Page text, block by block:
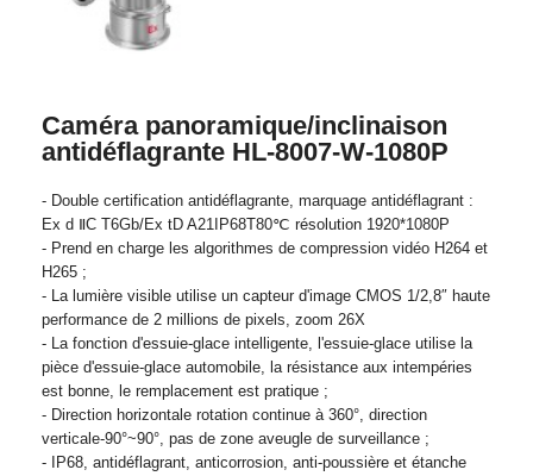
Caméra panoramique/inclinaison
antidéflagrante HL-8007-W-1080P
- Double certification antidéflagrante, marquage antidéflagrant :
Ex d ⅡC T6Gb/Ex tD A21IP68T80℃ résolution 1920*1080P
- Prend en charge les algorithmes de compression vidéo H264 et
H265 ;
- La lumière visible utilise un capteur d'image CMOS 1/2,8″ haute
performance de 2 millions de pixels, zoom 26X
- La fonction d'essuie-glace intelligente, l'essuie-glace utilise la
pièce d'essuie-glace automobile, la résistance aux intempéries
est bonne, le remplacement est pratique ;
- Direction horizontale rotation continue à 360°, direction
verticale-90°~90°, pas de zone aveugle de surveillance ;
- IP68, antidéflagrant, anticorrosion, anti-poussière et étanche